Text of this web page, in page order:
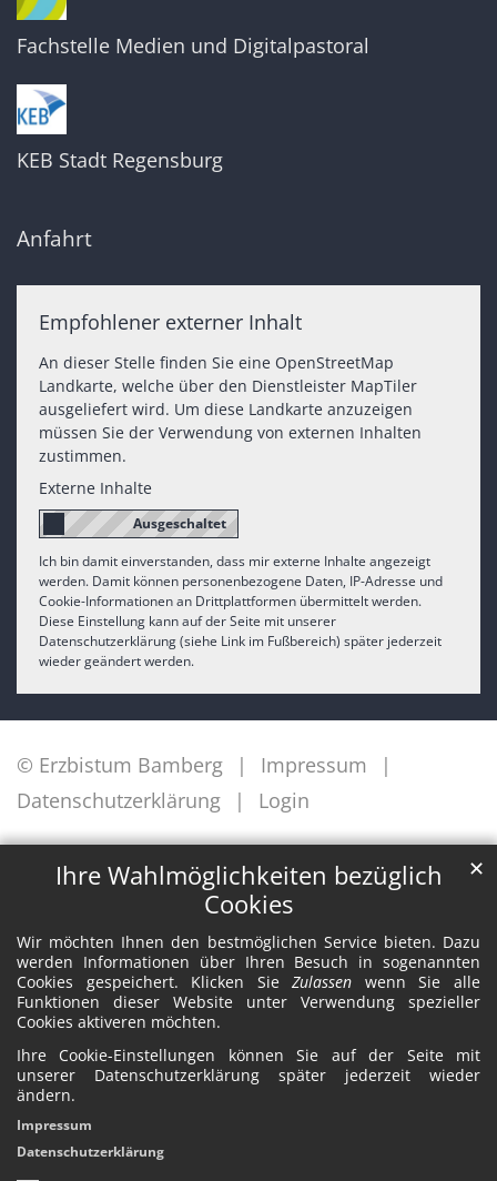
Ihre Wahlmöglichkeiten bezüglich
Cookies
Wir möchten Ihnen den bestmöglichen Service bieten. Dazu
werden Informationen über Ihren Besuch in sogenannten
Cookies gespeichert. Klicken SieZulassen wenn Sie alle
Funktionen dieser Website unter Verwendung spezieller
Cookies aktiveren möchten.
Ihre Cookie-Einstellungen können Sie auf der Seite mit
unserer Datenschutzerklärung später jederzeit wieder
ändern.
✕
Impressum
Datenschutzerklärung
Fachstelle Medien und Digitalpastoral
KEB Stadt Regensburg
Anfahrt
Empfohlener externer Inhalt
An dieser Stelle finden Sie eine OpenStreetMap
Landkarte, welche über den Dienstleister MapTiler
ausgeliefert wird. Um diese Landkarte anzuzeigen
müssen Sie der Verwendung von externen Inhalten
zustimmen.
Externe Inhalte
Ich bin damit einverstanden, dass mir externe Inhalte angezeigt
werden. Damit können personenbezogene Daten, IP-Adresse und
Cookie-Informationen an Drittplattformen übermittelt werden.
Diese Einstellung kann auf der Seite mit unserer
Datenschutzerklärung (siehe Link im Fußbereich) später jederzeit
wieder geändert werden.
© Erzbistum Bamberg
Impressum
Datenschutzerklärung
Login